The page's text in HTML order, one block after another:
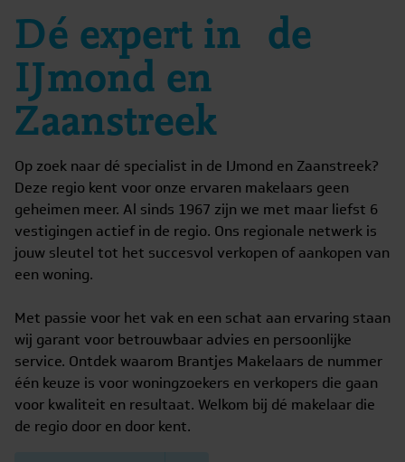
Dé expert in de
IJmond en
Zaanstreek
Op zoek naar dé specialist in de IJmond en Zaanstreek?
Deze regio kent voor onze ervaren makelaars geen
geheimen meer. Al sinds 1967 zijn we met maar liefst 6
vestigingen actief in de regio. Ons regionale netwerk is
jouw sleutel tot het succesvol verkopen of aankopen van
een woning.
Met passie voor het vak en een schat aan ervaring staan
wij garant voor betrouwbaar advies en persoonlijke
service. Ontdek waarom Brantjes Makelaars de nummer
één keuze is voor woningzoekers en verkopers die gaan
voor kwaliteit en resultaat. Welkom bij dé makelaar die
de regio door en door kent.